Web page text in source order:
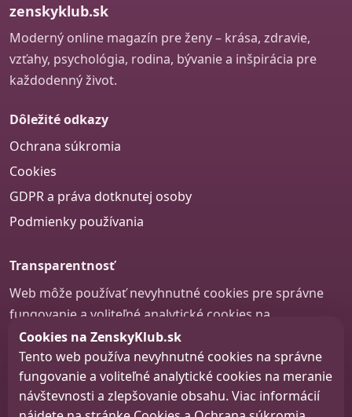
zenskyklub.sk
Moderný online magazín pre ženy – krása, zdravie,
vzťahy, psychológia, rodina, bývanie a inšpirácia pre
každodenný život.
Dôležité odkazy
Ochrana súkromia
Cookies
GDPR a práva dotknutej osoby
Podmienky používania
Transparentnosť
Web môže používať nevyhnutné cookies pre správne
fungovanie a voliteľné analytické cookies na
zlepšovanie obsahu a používateľskej skúsenosti.
Nastavenie cookies
Cookies na ZenskyKlub.sk
Tento web používa nevyhnutné cookies na správne
fungovanie a voliteľné analytické cookies na meranie
návštevnosti a zlepšovanie obsahu. Viac informácií